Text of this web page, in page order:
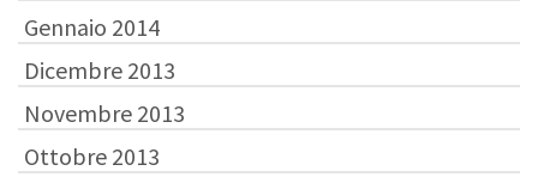
Gennaio 2014
Dicembre 2013
Novembre 2013
Ottobre 2013